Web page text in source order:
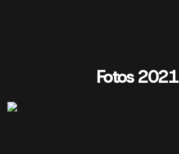
Fotos 2021